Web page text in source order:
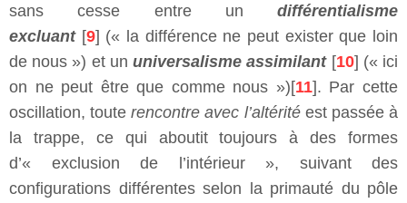
sans cesse entre un différentialisme
excluant[9] (« la différence ne peut exister que loin
de nous ») et ununiversalisme assimilant[10] (« ici
on ne peut être que comme nous »)[11]. Par cette
oscillation, touterencontre avec l’altéritéest passée à
la trappe, ce qui aboutit toujours à des formes
d’« exclusion de l’intérieur », suivant des
configurations différentes selon la primauté du pôle